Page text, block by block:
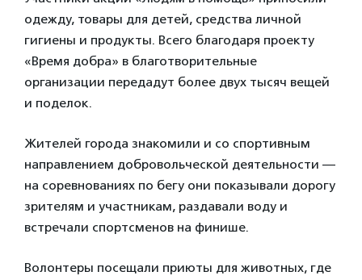
одежду, товары для детей, средства личной
гигиены и продукты. Всего благодаря проекту
«Время добра» в благотворительные
организации передадут более двух тысяч вещей
и поделок.
Жителей города знакомили и со спортивным
направлением добровольческой деятельности —
на соревнованиях по бегу они показывали дорогу
зрителям и участникам, раздавали воду и
встречали спортсменов на финише.
Волонтеры посещали приюты для животных, где